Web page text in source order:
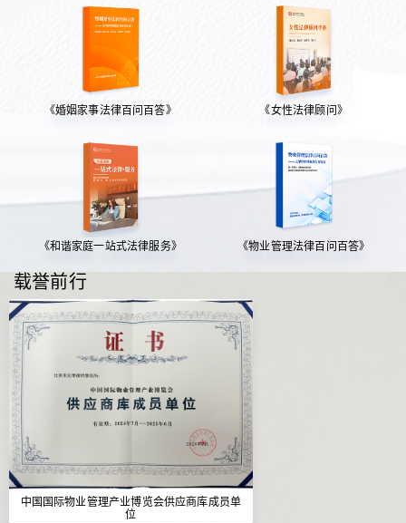
《婚姻家事法律百问百答》 《女性法律顾问》
《和谐家庭一站式法律服务》 《物业管理法律百问百答》
载誉前行
中国国际物业管理产业博览会供应商库成员单
位